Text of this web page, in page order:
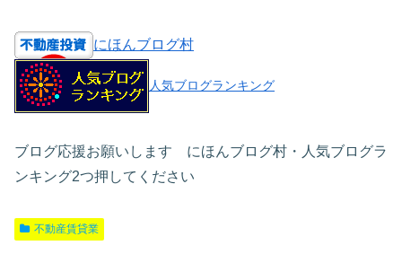
にほんブログ村
人気ブログランキング
ブログ応援お願いします にほんブログ村・人気ブログラ
ンキング2つ押してください
不動産賃貸業